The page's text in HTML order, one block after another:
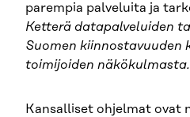
parempia palveluita ja
Ketterä datapalveluiden
Suomen kiinnostavuuden
toimijoiden näkökulmasta.
Kansalliset ohjelmat ovat